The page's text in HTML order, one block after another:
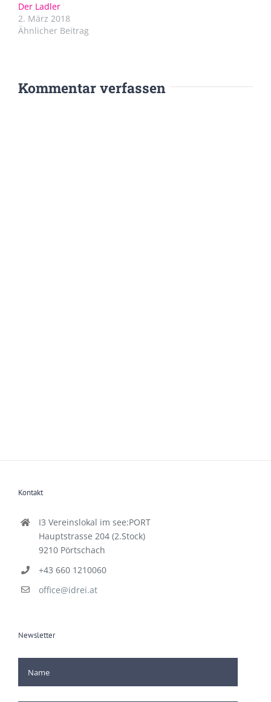
Der Ladler
2. März 2018
Ähnlicher Beitrag
Kommentar verfassen
Kontakt
I3 Vereinslokal im see:PORT
Hauptstrasse 204 (2.Stock)
9210 Pörtschach
+43 660 1210060
office@idrei.at
Newsletter